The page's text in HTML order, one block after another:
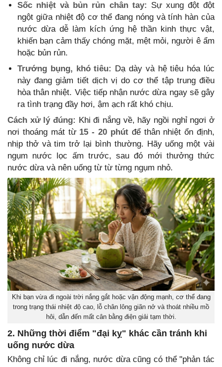
Sốc nhiệt và bủn rủn chân tay: Sự xung đột đột
ngột giữa nhiệt độ cơ thể đang nóng và tính hàn của
nước dừa dễ làm kích ứng hệ thần kinh thực vật,
khiến bạn cảm thấy chóng mặt, mệt mỏi, người ê ẩm
hoặc bủn rủn.
Trướng bụng, khó tiêu: Dạ dày và hệ tiêu hóa lúc
này đang giảm tiết dịch vị do cơ thể tập trung điều
hòa thân nhiệt. Việc tiếp nhận nước dừa ngay sẽ gây
ra tình trạng đầy hơi, ậm ạch rất khó chịu.
Cách xử lý đúng: Khi đi nắng về, hãy ngồi nghỉ ngơi ở
nơi thoáng mát từ 15 - 20 phútđể thân nhiệt ổn định,
nhịp thở và tim trở lại bình thường. Hãy uống một vài
ngụm nước lọc ấm trước, sau đó mới thưởng thức
nước dừa và nên uống từ từ từng ngụm nhỏ.
Khi bạn vừa đi ngoài trời nắng gắt hoặc vận động mạnh, cơ thể đang
trong trạng thái nhiệt độ cao, lỗ chân lông giãn nở và thoát nhiều mồ
hôi, dẫn đến mất cân bằng điện giải tạm thời.
2. Những thời điểm "đại kỵ" khác cần tránh khi
uống nước dừa
Không chỉ lúc đi nắng, nước dừa cũng có thể "phản tác